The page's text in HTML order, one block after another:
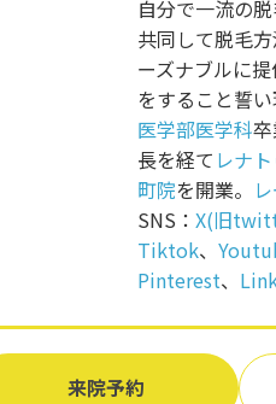
自分で一流の
共同して脱毛
ーズナブルに
をすること誓い
医学部医学科
長を経て レナ
町院を開業。
SNS： X(旧
Tiktok、
Pinterest、
来院予約